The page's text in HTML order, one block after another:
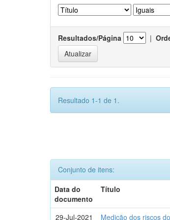
Resultados/Página |
Resultado 1-1 de 1.
Conjunto de itens:
Data do
documento
Título
29-Jul-2021 Medição dos riscos